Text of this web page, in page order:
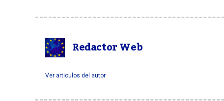
Redactor Web
Ver articulos del autor